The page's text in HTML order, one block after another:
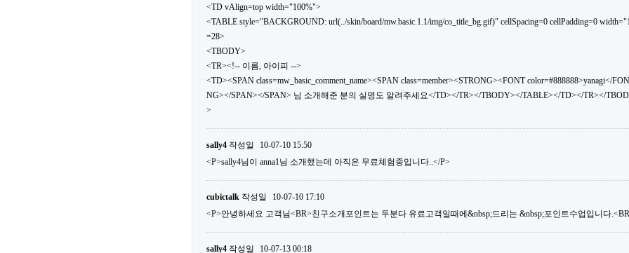
<TD vAlign=top width="100%">
<TABLE style="BACKGROUND: url(../skin/board/mw.basic.1.1/img/co_title_bg.gif)" cellSpacing=0 cellPadding=0
=28>
<TBODY>
<TR><!-- 이름, 아이피 -->
<TD><SPAN class=mw_basic_comment_name><SPAN class=member><STRONG><FONT color=#888888>yanagi</
NG></SPAN></SPAN> 님 소개해준 분의 실명도 알려주세요</TD></TR></TBODY></TABLE></TD></TR></
>
sally4 작성일
10-07-10 15:50
<P>sally4님이 anna1님 소개했는데 아직은 무료체험중입니다..</P>
cubictalk 작성일
10-07-10 17:10
<P>안녕하세요 고객님<BR>친구소개포인트는 두분다 유료고객일때에&nbsp;드리는 &nbsp;포인트수업입니다
sally4 작성일
10-07-13 00:18